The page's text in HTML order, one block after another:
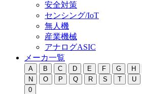
安全対策
センシング/IoT
無人機
産業機械
アナログASIC
メーカ一覧
A B C D E F G H
N
O P Q R S T U
0